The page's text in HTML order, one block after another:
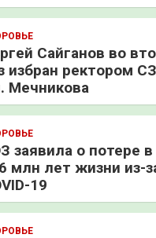
Сайганов во
избран ректором
Мечникова
заявила о потере
млн лет жизни из-
19